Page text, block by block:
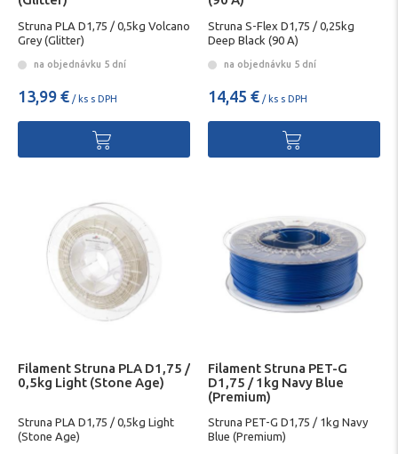
Struna PLA D1,75 / 0,5kg Volcano
Grey (Glitter)
na objednávku 5 dní
13,99 € / ks s DPH
Struna S-Flex D1,75 / 0,25kg
Deep Black (90 A)
na objednávku 5 dní
14,45 € / ks s DPH
Filament Struna PLA D1,75 /
0,5kg Light (Stone Age)
Struna PLA D1,75 / 0,5kg Light
(Stone Age)
Filament Struna PET-G
D1,75 / 1kg Navy Blue
(Premium)
Struna PET-G D1,75 / 1kg Navy
Blue (Premium)